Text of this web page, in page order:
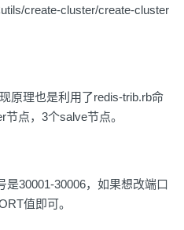
create-cluster/create-cluster
原理也是利用了redis-trib.rb命
点，3个salve节点。
30001-30006，如果想改端口
值即可。